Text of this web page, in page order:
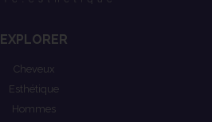
EXPLORER
Cheveux
Esthétique
Hommes